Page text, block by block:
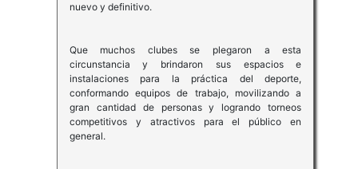
nuevo y definitivo.
Que muchos clubes se plegaron a esta
circunstancia y brindaron sus espacios e
instalaciones para la práctica del deporte,
conformando equipos de trabajo, movilizando a
gran cantidad de personas y logrando torneos
competitivos y atractivos para el público en
general.